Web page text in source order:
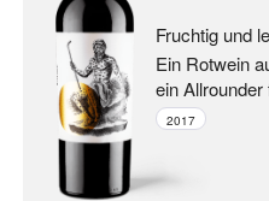
Fruchtig und
Ein Rotwein
ein
2017